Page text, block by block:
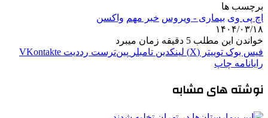
برچسب ها
اچ پی وی بیماری - ویروس خبر مهم واکسن
۱۴۰۴/۰۳/۱۸
خواندن این مطلب 5 دقیقه زمان میبرد
فیس بوک توییتر (X) لینکدین ‫تامبلر ‫پین‌ترست ‫رددیت ‫VKontakte
رایانامه چاپ
نوشته های مشابه